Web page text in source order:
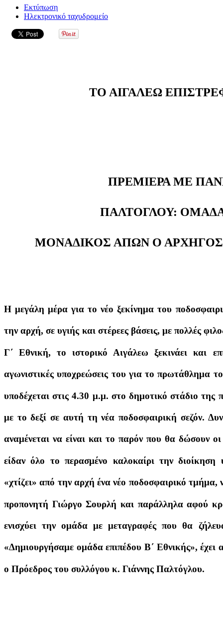
Εκτύπωση
Ηλεκτρονικό ταχυδρομείο
ΤΟ ΑΙΓΑΛΕΩ
ΠΡΕΜΙΕΡΑ ΜΕ
ΠΑΛΤΟΓΛΟΥ:
ΜΟΝΑΔΙΚΟΣ ΑΠΩΝ Ο
Η μεγάλη μέρα για το νέο ξεκίνημα του
την αρχή, σε υγιής και στέρεες βάσεις, με πολλές
Γ΄ Εθνική, το ιστορικό Αιγάλεω ξεκινάει και
αγωνιστικές υποχρεώσεις του για το πρωτάθλημα
υποδέχεται στις 4.30 μ.μ. στο δημοτικό στάδιο της
με το δεξί σε αυτή τη νέα ποδοσφαιρική σεζόν.
αναμένεται να είναι και το παρόν που θα δώσουν
είδαν όλο το περασμένο καλοκαίρι την
«χτίζει» από την αρχή ένα νέο ποδοσφαιρικό τμήμα,
προπονητή Γιώργο Σουρλή και παράλληλα αφού
ενισχύει την ομάδα με μεταγραφές που θα
«Δημιουργήσαμε ομάδα επιπέδου Β΄ Εθνικής», έχει
ο Πρόεδρος του συλλόγου κ. Γιάννης Παλτόγλου.